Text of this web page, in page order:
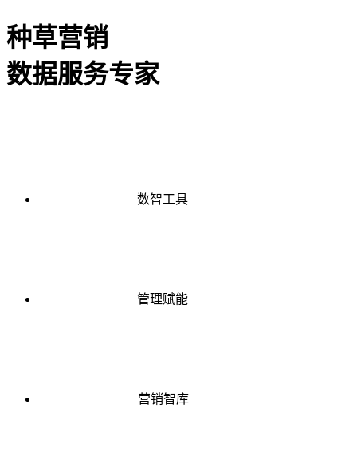
种草营销
数据服务专家
数智工具
管理赋能
营销智库